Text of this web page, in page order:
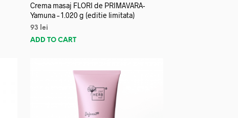
Crema masaj FLORI de PRIMAVARA-
Yamuna – 1.020 g (editie limitata)
93
lei
ADD TO CART